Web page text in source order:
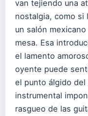
van tejiendo una
nostalgia, como si
un salón
mesa. Esa
el lamento
oyente puede
el punto álgido
instrumental
rasgueo de las